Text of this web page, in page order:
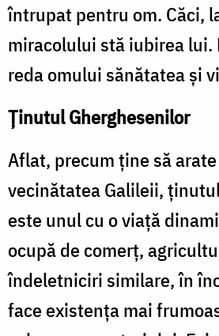
întrupat pentru om. Căci,
miracolului stă iubirea lui.
reda omului sănătatea și
Ținutul Gherghesenilor
Aflat, precum ține să
vecinătatea Galileii,
este unul cu o viață
ocupă de comerț,
îndeletniciri similare, în
face existența mai